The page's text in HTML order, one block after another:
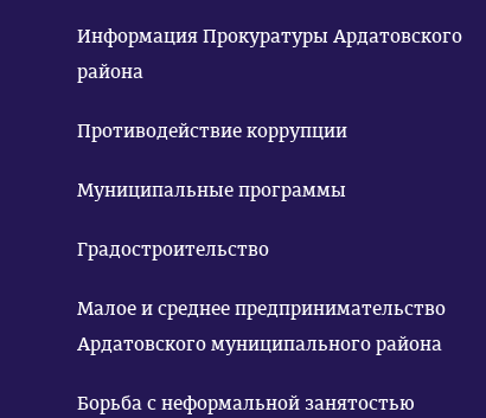
Информация Прокуратуры Ардатовского
района
Противодействие коррупции
Муниципальные программы
Градостроительство
Малое и среднее предпринимательство
Ардатовского муниципального района
Борьба с неформальной занятостью